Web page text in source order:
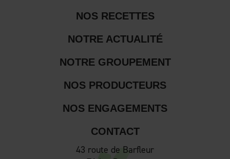
NOS RECETTES
NOTRE ACTUALITÉ
NOTRE GROUPEMENT
NOS PRODUCTEURS
NOS ENGAGEMENTS
CONTACT
43 route de Barfleur